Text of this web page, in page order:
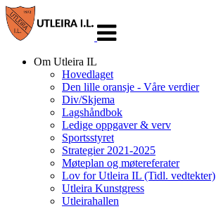
navigasjon
Om Utleira IL
Hovedlaget
Den lille oransje - Våre verdier
Div/Skjema
Lagshåndbok
Ledige oppgaver & verv
Sportsstyret
Strategier 2021-2025
Møteplan og møtereferater
Lov for Utleira IL (Tidl. vedtekter)
Utleira Kunstgress
Utleirahallen